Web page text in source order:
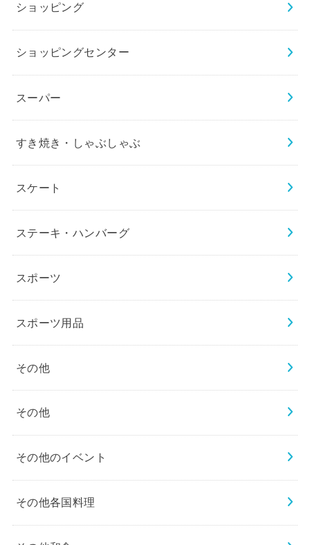
ショッピング
ショッピングセンター
スーパー
すき焼き・しゃぶしゃぶ
スケート
ステーキ・ハンバーグ
スポーツ
スポーツ用品
その他
その他
その他のイベント
その他各国料理